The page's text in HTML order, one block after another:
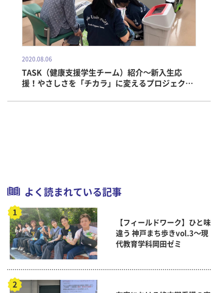
2020.08.06
TASK（健康支援学生チーム）紹介～新入生応
援！やさしさを「チカラ」に変えるプロジェクト
よく読まれている記事
【フィールドワーク】ひと味
違う 神戸まち歩きvol.3～現
代教育学科岡田ゼミ